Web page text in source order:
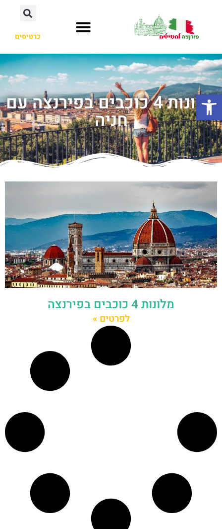
כרטיסים
מלונות 4 כוכבים בפירנצה עם
חניה
מלונות 4 כוכבים בפירנצה
לפרטים »
פתח סרגל נגישות